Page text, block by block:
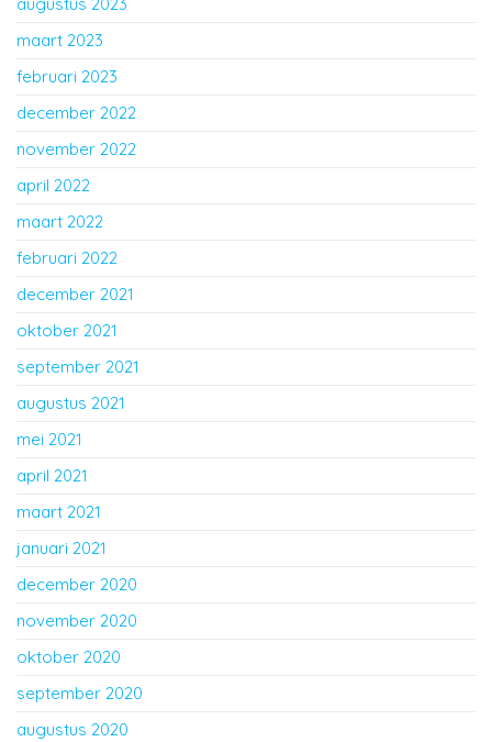
maart 2023
februari 2023
december 2022
november 2022
april 2022
maart 2022
februari 2022
december 2021
oktober 2021
september 2021
augustus 2021
mei 2021
april 2021
maart 2021
januari 2021
december 2020
november 2020
oktober 2020
september 2020
augustus 2020